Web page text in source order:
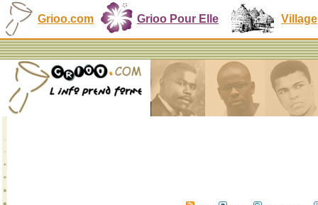
Grioo.com Grioo Pour Elle Village